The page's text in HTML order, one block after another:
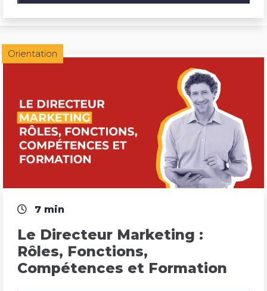
Orientation
7 min
Le Directeur Marketing :
Rôles, Fonctions,
Compétences et Formation